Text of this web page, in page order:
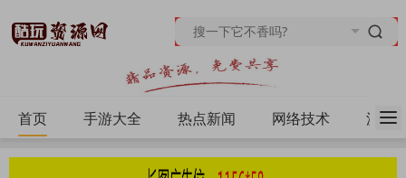
首页 手游大全 热点新闻 网络技术 源码